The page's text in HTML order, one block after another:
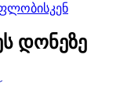
დონეზე